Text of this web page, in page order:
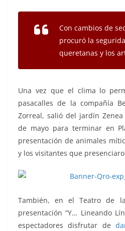
Con cambios de
procuró la
queretanas y los
Una vez que el clima lo
pasacalles de la compañía
Zorreal, salió del jardín
de mayo para terminar en
presentación de animales
y los visitantes que
También, en el Teatro de
presentación “Y… Lineando
espectadores disfrutar de